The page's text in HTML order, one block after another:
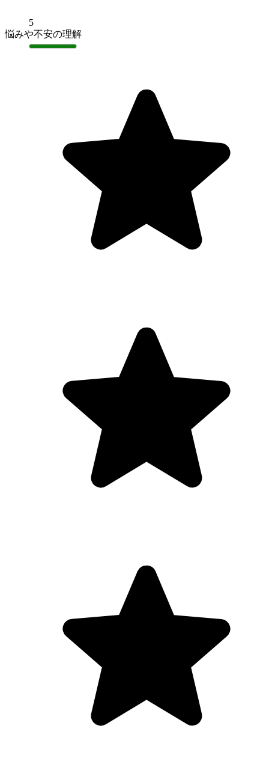
5
悩みや不安の理解